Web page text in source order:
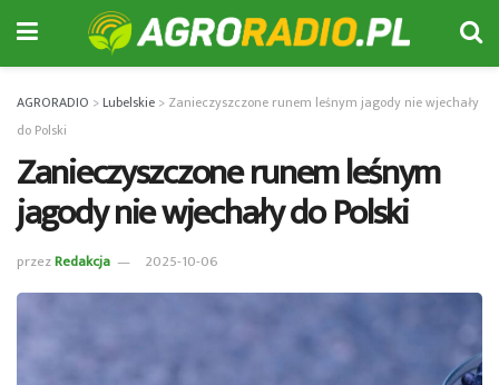
AGRORADIO >Lubelskie > Zanieczyszczone runem leśnym jagody nie wjechały
do Polski
Zanieczyszczone runem leśnym
jagody nie wjechały do Polski
przezRedakcja 2025-10-06